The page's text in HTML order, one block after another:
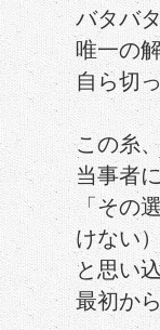
バタバ
唯一の
自ら切
この糸
当事者
「その
けない
と思い
最初か